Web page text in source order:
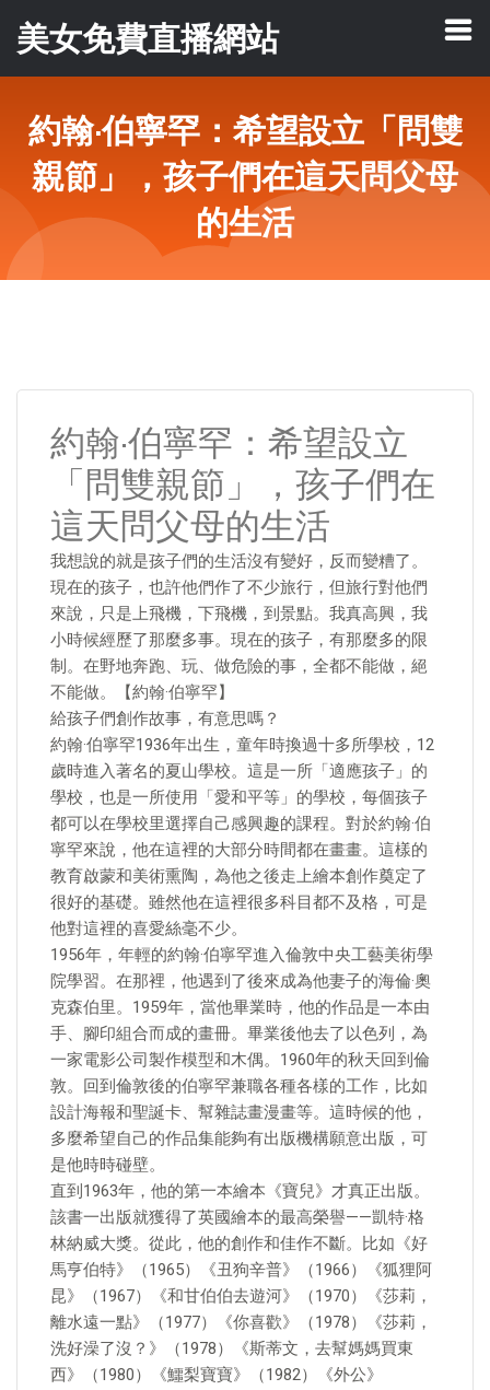
美女免費直播網站
約翰·伯寧罕：希望設立「問雙
親節」，孩子們在這天問父母
的生活
約翰·伯寧罕：希望設立
「問雙親節」，孩子們在
這天問父母的生活
我想說的就是孩子們的生活沒有變好，反而變糟了。
現在的孩子，也許他們作了不少旅行，但旅行對他們
來說，只是上飛機，下飛機，到景點。我真高興，我
小時候經歷了那麼多事。現在的孩子，有那麼多的限
制。在野地奔跑、玩、做危險的事，全都不能做，絕
不能做。【約翰·伯寧罕】
給孩子們創作故事，有意思嗎？
約翰·伯寧罕1936年出生，童年時換過十多所學校，12
歲時進入著名的夏山學校。這是一所「適應孩子」的
學校，也是一所使用「愛和平等」的學校，每個孩子
都可以在學校里選擇自己感興趣的課程。對於約翰·伯
寧罕來說，他在這裡的大部分時間都在畫畫。這樣的
教育啟蒙和美術熏陶，為他之後走上繪本創作奠定了
很好的基礎。雖然他在這裡很多科目都不及格，可是
他對這裡的喜愛絲毫不少。
1956年，年輕的約翰·伯寧罕進入倫敦中央工藝美術學
院學習。在那裡，他遇到了後來成為他妻子的海倫·奧
克森伯里。1959年，當他畢業時，他的作品是一本由
手、腳印組合而成的畫冊。畢業後他去了以色列，為
一家電影公司製作模型和木偶。1960年的秋天回到倫
敦。回到倫敦後的伯寧罕兼職各種各樣的工作，比如
設計海報和聖誕卡、幫雜誌畫漫畫等。這時候的他，
多麼希望自己的作品集能夠有出版機構願意出版，可
是他時時碰壁。
直到1963年，他的第一本繪本《寶兒》才真正出版。
該書一出版就獲得了英國繪本的最高榮譽——凱特·格
林納威大獎。從此，他的創作和佳作不斷。比如《好
馬亨伯特》（1965）《丑狗辛普》（1966）《狐狸阿
昆》（1967）《和甘伯伯去遊河》（1970）《莎莉，
離水遠一點》（1977）《你喜歡》（1978）《莎莉，
洗好澡了沒？》（1978）《斯蒂文，去幫媽媽買東
西》（1980）《鱷梨寶寶》（1982）《外公》